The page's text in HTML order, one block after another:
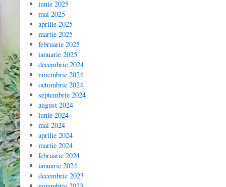
iunie 2025
mai 2025
aprilie 2025
martie 2025
februarie 2025
ianuarie 2025
decembrie 2024
noiembrie 2024
octombrie 2024
septembrie 2024
august 2024
iunie 2024
mai 2024
aprilie 2024
martie 2024
februarie 2024
ianuarie 2024
decembrie 2023